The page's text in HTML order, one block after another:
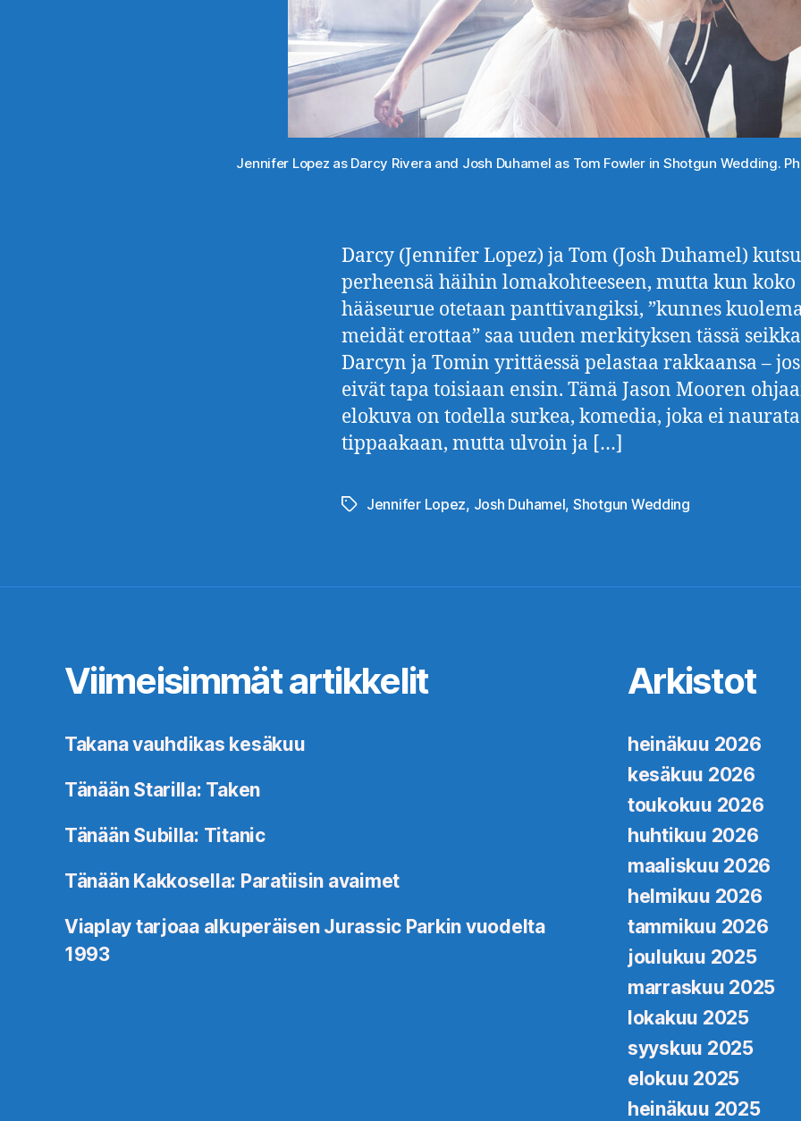
Jennifer Lopez as Darcy Rivera and Josh Duhamel as Tom Fowler in Shotgun Wedding.
Darcy (Jennifer Lopez) ja Tom (Josh Duhamel)
perheensä häihin lomakohteeseen, mutta kun koko
hääseurue otetaan panttivangiksi, ”kunnes
meidät erottaa” saa uuden merkityksen tässä
Darcyn ja Tomin yrittäessä pelastaa rakkaansa –
eivät tapa toisiaan ensin. Tämä Jason Mooren
elokuva on todella surkea, komedia, joka ei naurata
tippaakaan, mutta ulvoin ja […]
Avainsanat
Jennifer Lopez, Josh Duhamel, Shotgun Wedding
Viimeisimmät artikkelit
Takana vauhdikas kesäkuu
Tänään Starilla: Taken
Tänään Subilla: Titanic
Tänään Kakkosella: Paratiisin avaimet
Viaplay tarjoaa alkuperäisen Jurassic Parkin vuodelta
1993
Arkistot
heinäkuu 2026
kesäkuu 2026
toukokuu 2026
huhtikuu 2026
maaliskuu 2026
helmikuu 2026
tammikuu 2026
joulukuu 2025
marraskuu 2025
lokakuu 2025
syyskuu 2025
elokuu 2025
heinäkuu 2025